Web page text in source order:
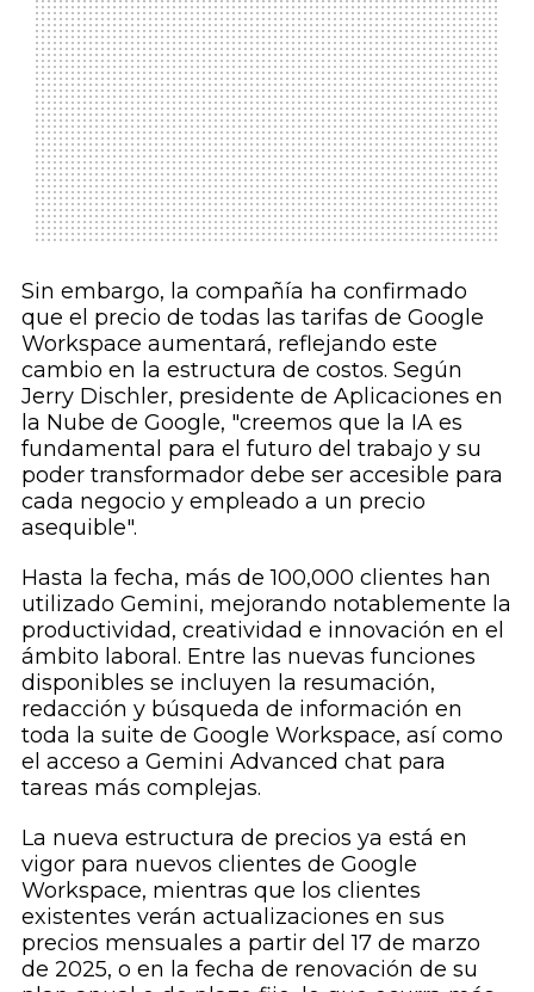
Sin embargo, la compañía ha confirmado
que el precio de todas las tarifas de Google
Workspace aumentará, reflejando este
cambio en la estructura de costos. Según
Jerry Dischler, presidente de Aplicaciones en
la Nube de Google, "creemos que la IA es
fundamental para el futuro del trabajo y su
poder transformador debe ser accesible para
cada negocio y empleado a un precio
asequible".
Hasta la fecha, más de 100,000 clientes han
utilizado Gemini, mejorando notablemente la
productividad, creatividad e innovación en el
ámbito laboral. Entre las nuevas funciones
disponibles se incluyen la resumación,
redacción y búsqueda de información en
toda la suite de Google Workspace, así como
el acceso a Gemini Advanced chat para
tareas más complejas.
La nueva estructura de precios ya está en
vigor para nuevos clientes de Google
Workspace, mientras que los clientes
existentes verán actualizaciones en sus
precios mensuales a partir del 17 de marzo
de 2025, o en la fecha de renovación de su